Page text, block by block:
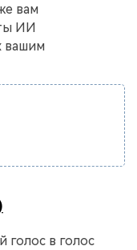
вам
ИИ
вашим
голос в голос